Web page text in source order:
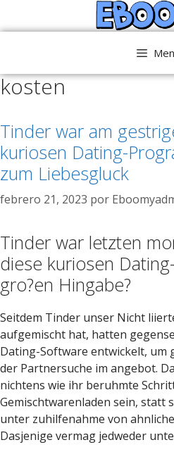
al
kosten
Tinder war am
kuriosen Dating-
zum Liebesgluck
febrero 21, 2023 por
Tinder war letzten
diese kuriosen
gro?en Hingabe?
Seitdem Tinder unser Nicht
aufgemischt hat, hatten
Dating-Software entwickelt, um
der Partnersuche im angebot.
nichtens wie ihr beruhmte
Gemischtwarenladen sein, statt
unter zuhilfenahme von
Dasjenige vermag jedweder